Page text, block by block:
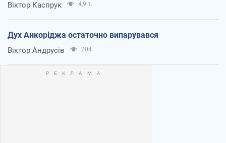
Віктор Каспрук 4,9 т.
Дух Анкоріджа остаточно випарувався
Віктор Андрусів 204